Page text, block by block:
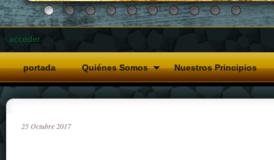
acceder
portada Quiénes Somos Nuestros Principios
25Octubre 2017